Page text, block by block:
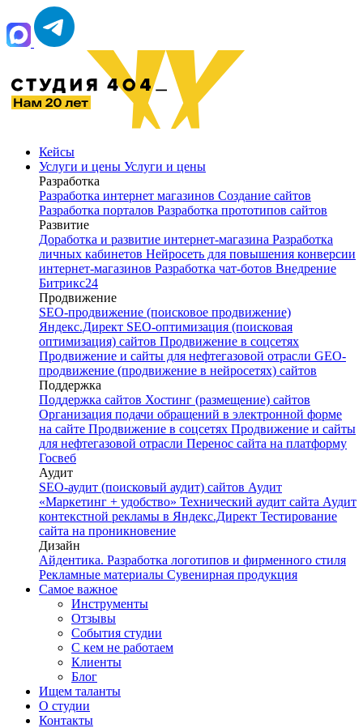
Кейсы
Услуги и цены Услуги и цены
Разработка
Разработка интернет магазинов Создание сайтов
Разработка порталов Разработка прототипов сайтов
Развитие
Доработка и развитие интернет‑магазина Разработка
личных кабинетов Нейросеть для повышения конверсии
интернет-магазинов Разработка чат‑ботов Внедрение
Битрикс24
Продвижение
SEO-продвижение (поисковое продвижение)
Яндекс.Директ SEO-оптимизация (поисковая
оптимизация) сайтов Продвижение в соцсетях
Продвижение и сайты для нефтегазовой отрасли GEO-
продвижение (продвижение в нейросетях) сайтов
Поддержка
Поддержка сайтов Хостинг (размещение) сайтов
Организация подачи обращений в электронной форме
на сайте Продвижение в соцсетях Продвижение и сайты
для нефтегазовой отрасли Перенос сайта на платформу
Госвеб
Аудит
SEO-аудит (поисковый аудит) сайтов Аудит
«Маркетинг + удобство» Технический аудит сайта Аудит
контекстной рекламы в Яндекс.Директ Тестирование
сайта на проникновение
Дизайн
Айдентика. Разработка логотипов и фирменного стиля
Рекламные материалы Сувенирная продукция
Самое важное
Инструменты
Отзывы
События студии
С кем не работаем
Клиенты
Блог
Ищем таланты
О студии
Контакты